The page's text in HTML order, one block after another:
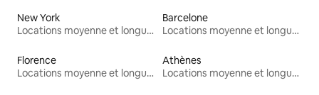
New York
Locations moyenne et longue durée
Barcelone
Locations moyenne et longue durée
Florence
Locations moyenne et longue durée
Athènes
Locations moyenne et longue durée